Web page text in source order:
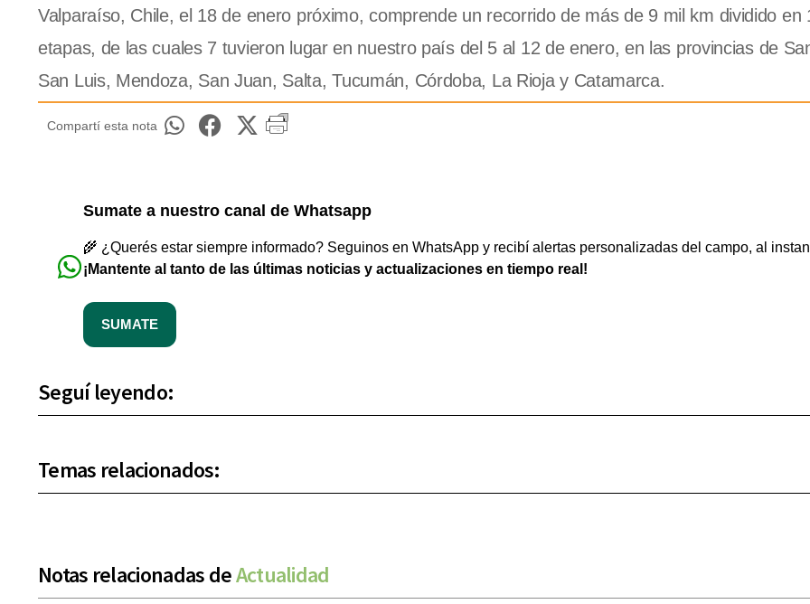
Valparaíso, Chile, el 18 de enero próximo, comprende un recorrido de más de 9 mil km dividido en
etapas, de las cuales 7 tuvieron lugar en nuestro país del 5 al 12 de enero, en las provincias de
San Luis, Mendoza, San Juan, Salta, Tucumán, Córdoba, La Rioja y Catamarca.
Compartí esta nota
Sumate a nuestro canal de Whatsapp
🌾 ¿Querés estar siempre informado? Seguinos en WhatsApp y recibí alertas personalizadas del campo, al
¡Mantente al tanto de las últimas noticias y actualizaciones en tiempo real!
SUMATE
Seguí leyendo:
Temas relacionados:
Notas relacionadas deActualidad